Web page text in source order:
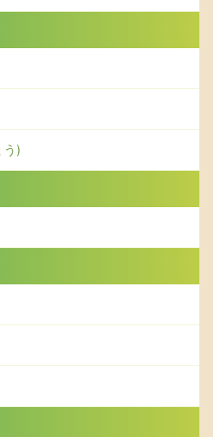
う)